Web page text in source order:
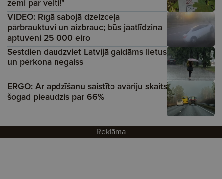
zemi par velti!"
VIDEO: Rīgā sabojā dzelzceļa
pārbrauktuvi un aizbrauc; būs jāatlīdzina
aptuveni 25 000 eiro
Sestdien daudzviet Latvijā gaidāms lietus
un pērkona negaiss
ERGO: Ar apdzīšanu saistīto avāriju skaits
šogad pieaudzis par 66%
Reklāma